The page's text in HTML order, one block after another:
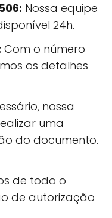
Nossa equipe
24h.
Com o número
os detalhes
nossa
uma
do documento.
de todo o
de autorização